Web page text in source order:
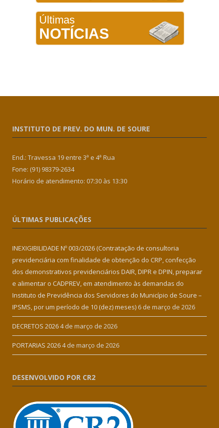
Últimas
NOTÍCIAS
INSTITUTO DE PREV. DO MUN. DE SOURE
End.: Travessa 19 entre 3ª e 4ª Rua
Fone: (91) 98379-2634
Horário de atendimento: 07:30 às 13:30
ÚLTIMAS PUBLICAÇÕES
INEXIGIBILIDADE Nº 003/2026 (Contratação de consultoria
previdenciária com finalidade de obtenção do CRP, confecção
dos demonstrativos previdenciários DAIR, DIPR e DPIN, preparar
e alimentar o CADPREV, em atendimento às demandas do
Instituto de Previdência dos Servidores do Município de Soure –
IPSMS, por um período de 10 (dez) meses) 6 de março de 2026
DECRETOS 20264 de março de 2026
PORTARIAS 20264 de março de 2026
DESENVOLVIDO POR CR2